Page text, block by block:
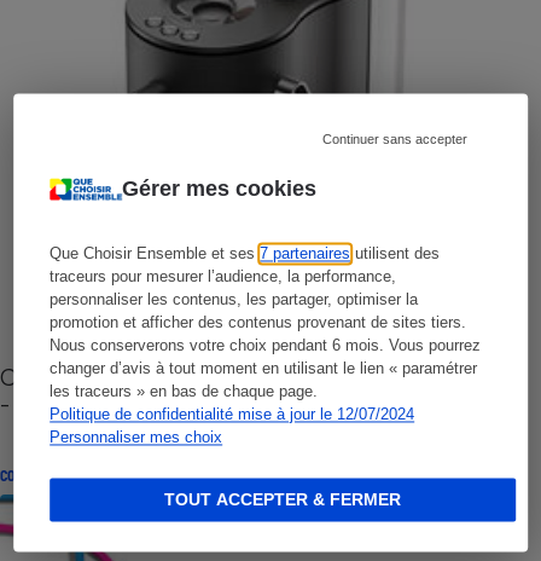
Gérer mes cookies
Que Choisir Ensemble et ses7 partenaires utilisent des
traceurs pour mesurer l’audience, la performance,
personnaliser les contenus, les partager, optimiser la
promotion et afficher des contenus provenant de sites tiers.
Nous conserverons votre choix pendant 6 mois. Vous pourrez
changer d’avis à tout moment en utilisant le lien « paramétrer
les traceurs » en bas de chaque page.
Politique de confidentialité mise à jour le 12/07/2024
Personnaliser mes choix
Continuer sans accepter
TOUT ACCEPTER & FERMER
Cafetière à capsules zéro déchet CoffeeB (vidéo)
- Premières impressions
CONSEILS